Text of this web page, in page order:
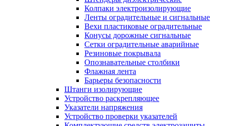
Колпаки электроизолирующие
Ленты оградительные и сигнальные
Вехи пластиковые оградительные
Конусы дорожные сигнальные
Сетки оградительные аварийные
Резиновые покрывала
Опознавательные столбики
Флажная лента
Барьеры безопасности
Штанги изолирующие
Устройство раскрепляющее
Указатели напряжения
Устройство проверки указателей